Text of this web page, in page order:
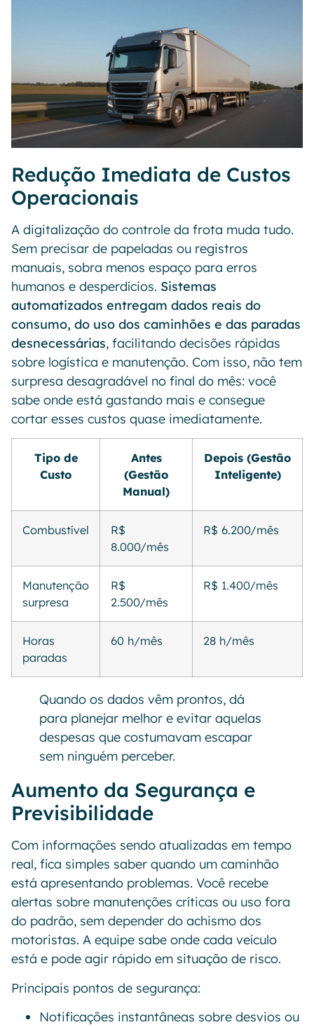
Redução Imediata de Custos
Operacionais
A digitalização do controle da frota muda tudo.
Sem precisar de papeladas ou registros
manuais, sobra menos espaço para erros
humanos e desperdícios. Sistemas
automatizados entregam dados reais do
consumo, do uso dos caminhões e das paradas
desnecessárias, facilitando decisões rápidas
sobre logística e manutenção. Com isso, não tem
surpresa desagradável no final do mês: você
sabe onde está gastando mais e consegue
cortar esses custos quase imediatamente.
Tipo de
Custo
Antes
(Gestão
Manual)
Depois (Gestão
Inteligente)
Combustível
R$
8.000/mês
R$ 6.200/mês
Manutenção
surpresa
R$
2.500/mês
R$ 1.400/mês
Horas
paradas
60 h/mês 28 h/mês
Quando os dados vêm prontos, dá
para planejar melhor e evitar aquelas
despesas que costumavam escapar
sem ninguém perceber.
Aumento da Segurança e
Previsibilidade
Com informações sendo atualizadas em tempo
real, fica simples saber quando um caminhão
está apresentando problemas. Você recebe
alertas sobre manutenções críticas ou uso fora
do padrão, sem depender do achismo dos
motoristas. A equipe sabe onde cada veículo
está e pode agir rápido em situação de risco.
Principais pontos de segurança:
Notificações instantâneas sobre desvios ou